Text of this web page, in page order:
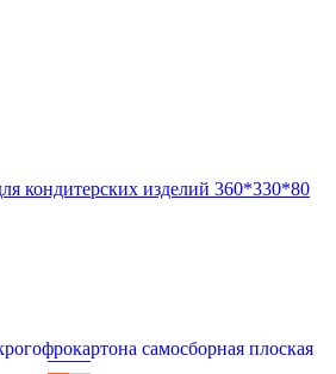
кондитерских изделий 360*330*80
——